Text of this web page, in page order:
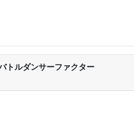
トルダンサーファクター